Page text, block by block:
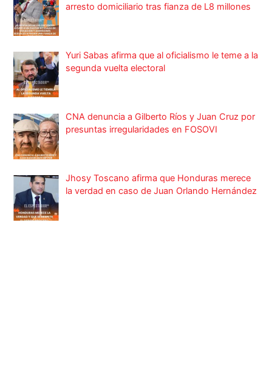
arresto domiciliario tras fianza de L8 millones
Yuri Sabas afirma que al oficialismo le teme a la
segunda vuelta electoral
CNA denuncia a Gilberto Ríos y Juan Cruz por
presuntas irregularidades en FOSOVI
Jhosy Toscano afirma que Honduras merece
la verdad en caso de Juan Orlando Hernández